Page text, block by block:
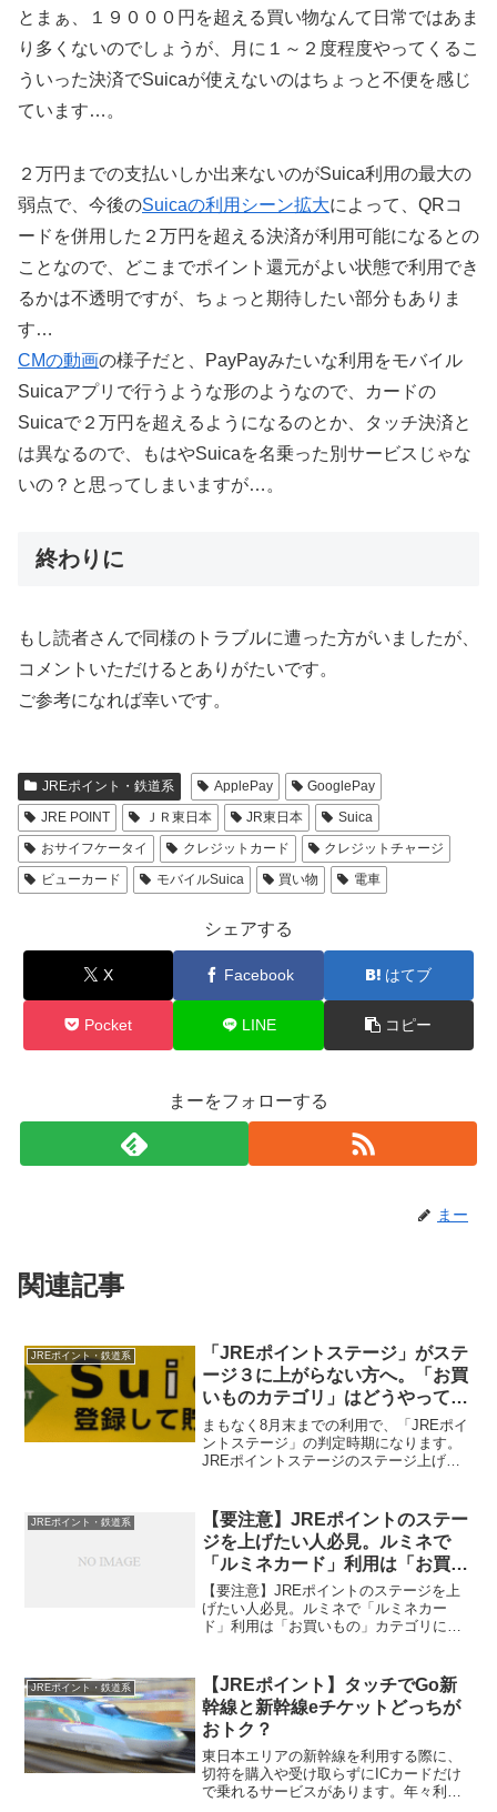
とまぁ、１９０００円を超える買い物なんて日常ではあま
り多くないのでしょうが、月に１～２度程度やってくるこ
ういった決済でSuicaが使えないのはちょっと不便を感じ
ています…。
２万円までの支払いしか出来ないのがSuica利用の最大の
弱点で、今後のSuicaの利用シーン拡大によって、QRコ
ードを併用した２万円を超える決済が利用可能になるとの
ことなので、どこまでポイント還元がよい状態で利用でき
るかは不透明ですが、ちょっと期待したい部分もありま
す…
CMの動画の様子だと、PayPayみたいな利用をモバイル
Suicaアプリで行うような形のようなので、カードの
Suicaで２万円を超えるようになるのとか、タッチ決済と
は異なるので、もはやSuicaを名乗った別サービスじゃな
いの？と思ってしまいますが…。
終わりに
もし読者さんで同様のトラブルに遭った方がいましたが、
コメントいただけるとありがたいです。
ご参考になれば幸いです。
JREポイント・鉄道系 ApplePay
GooglePay
JRE POINT
ＪＲ東日本 JR東日本
Suica
おサイフケータイ
クレジットカード
クレジットチャージ
ビューカード
モバイルSuica 買い物 電車
シェアする
X Facebook はてブ
Pocket LINE コピー
まーをフォローする
まー
関連記事
JREポイント・鉄道系
「JREポイントステージ」がステ
ージ３に上がらない方へ。「お買
いものカテゴリ」はどうやって貯
めるのか
まもなく8月末までの利用で、「JREポイ
ントステージ」の判定時期になります。
JREポイントステージのステージ上げに
上位ステージに上がれないかもしれませ
ん。この記事では、...
JREポイント・鉄道系
【要注意】JREポイントのステー
ジを上げたい人必見。ルミネで
「ルミネカード」利用は「お買い
もの」カテゴリに判定されな
い！？
【要注意】JREポイントのステージを上
げたい人必見。ルミネで「ルミネカー
ド」利用は「お買いもの」カテゴリに判
JREポイント・鉄道系
【JREポイント】タッチでGo新
幹線と新幹線eチケットどっちが
おトク？
東日本エリアの新幹線を利用する際に、
切符を購入や受け取らずにICカードだけ
で乗れるサービスがあります。年々利用